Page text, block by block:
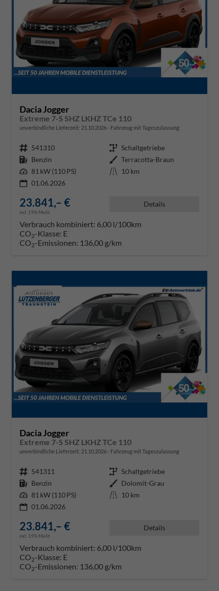
Dacia Jogger
Extreme 7-S SHZ LKHZ TCe 110
unverbindliche Lieferzeit: 21.10.2026 Fahrzeug mit Tageszulassung
Fahrzeugnr. 541310 Getriebe Schaltgetriebe
Kraftstoff Benzin Außenfarbe Terracotta-Braun
Leistung 81 kW (110 PS) Kilometerstand 10 km
01.06.2026
23.841,– €
incl. 19% MwSt.
Details
Verbrauch kombiniert: 6,00 l/100km
CO2-Klasse: E
CO2-Emissionen: 136,00 g/km
Dacia Jogger
Extreme 7-S SHZ LKHZ TCe 110
unverbindliche Lieferzeit: 21.10.2026 Fahrzeug mit Tageszulassung
Fahrzeugnr. 541311 Getriebe Schaltgetriebe
Kraftstoff Benzin Außenfarbe Dolomit-Grau
Leistung 81 kW (110 PS) Kilometerstand 10 km
01.06.2026
23.841,– €
incl. 19% MwSt.
Details
Verbrauch kombiniert: 6,00 l/100km
CO2-Klasse: E
CO2-Emissionen: 136,00 g/km